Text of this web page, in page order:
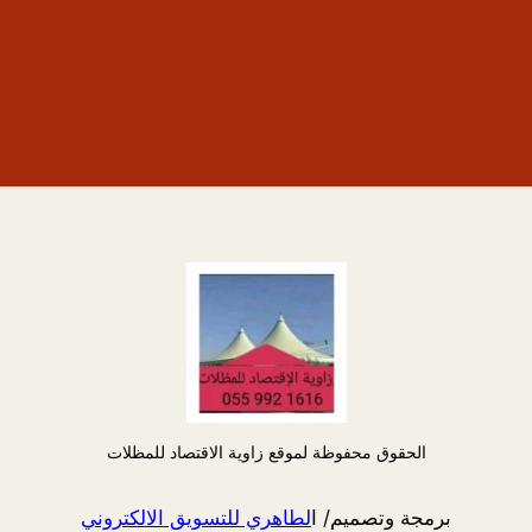
الحقوق محفوظة لموقع زاوية الاقتصاد للمظلات
برمجة وتصميم/ ا لطاهري للتسويق الالكتروني